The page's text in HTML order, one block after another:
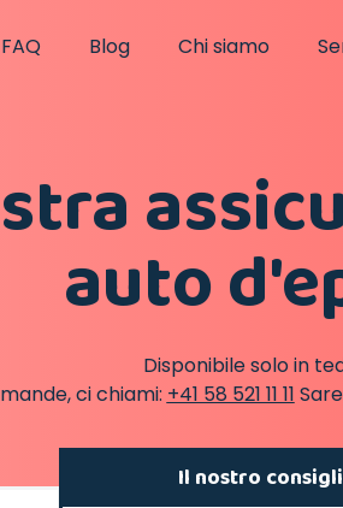
FAQ Blog Chi siamo
auto
Disponibile solo in
ci chiami: +41 58 521 11 11
Il nostro